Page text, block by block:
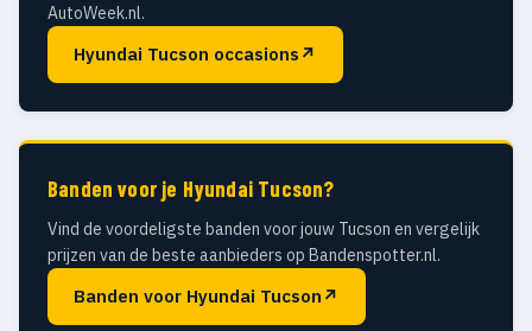
AutoWeek.nl.
Hyundai Tucson occasions ↗
Banden voor je Hyundai Tucson?
Vind de voordeligste banden voor jouw Tucson en vergelijk
prijzen van de beste aanbieders op Bandenspotter.nl.
Banden voor Hyundai Tucson ↗